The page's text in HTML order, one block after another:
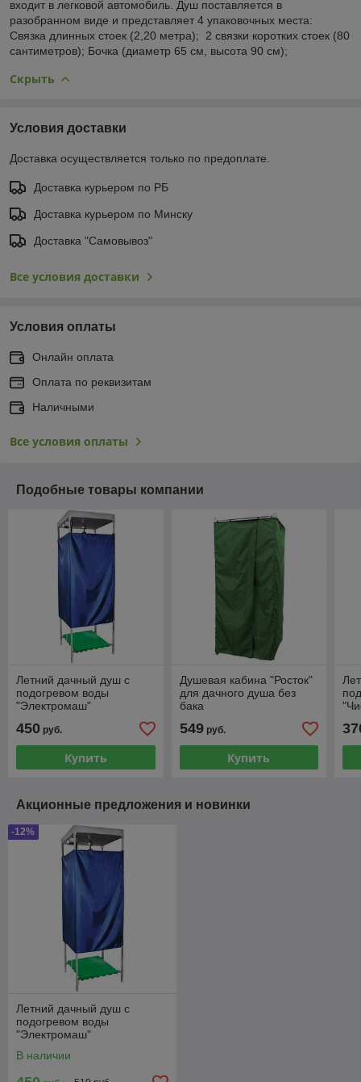
входит в легковой автомобиль. Душ поставляется в
разобранном виде и представляет 4 упаковочных места:
Связка длинных стоек (2,20 метра); 2 связки коротких стоек (80
сантиметров); Бочка (диаметр 65 см, высота 90 см);
Скрыть
Условия доставки
Доставка осуществляется только по предоплате.
Доставка курьером по РБ
Доставка курьером по Минску
Доставка "Самовывоз"
Все условия доставки
Условия оплаты
Онлайн оплата
Оплата по реквизитам
Наличными
Все условия оплаты
Подобные товары компании
Летний дачный душ с
подогревом воды
"Электромаш"
450 руб.
Купить
Душевая кабина "Росток"
для дачного душа без
бака
549руб.
Купить
Акционные предложения и новинки
-12%
Летний дачный душ с
подогревом воды
"Электромаш"
В наличии